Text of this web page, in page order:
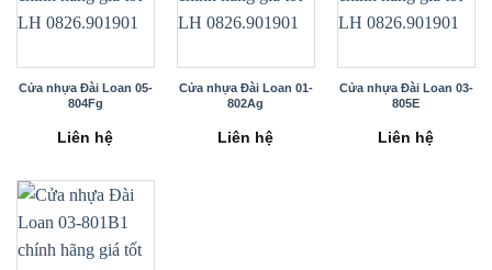
Cửa nhựa Đài Loan 05-
804Fg
Liên hệ
Cửa nhựa Đài Loan 01-
802Ag
Liên hệ
Cửa nhựa Đài Loan 03-
805E
Liên hệ